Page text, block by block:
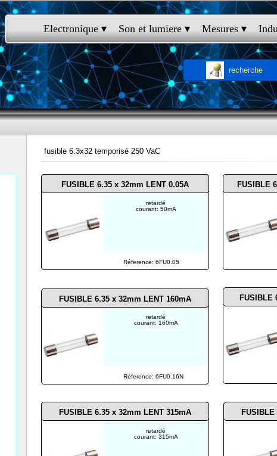
Electronique ▾ Son et lumiere ▾ Mesures ▾
recherche
fusible 6.3x32 temporisé 250 VaC
FUSIBLE
retardé
courant: 50mA
Réference: 6FU0.05
FUSIBLE 6.35 x 32mm LENT 0.05A FUSIBLE
Réference: 6FU0.16N
retardé
courant: 160mA
retardé
courant: 315mA
FUSIBLE 6.35 x 32mm LENT 160mA
FUSIBLE 6.35 x 32mm LENT 315mA